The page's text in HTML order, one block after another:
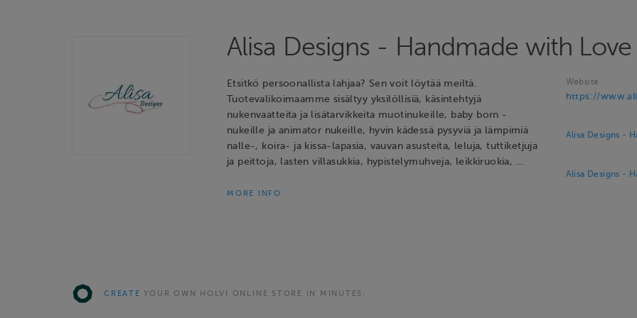
Alisa Designs - Handmade with Love
Etsitkö persoonallista lahjaa? Sen voit löytää meiltä.
Tuotevalikoimaamme sisältyy yksilöllisiä, käsintehtyjä
nukenvaatteita ja lisätarvikkeita muotinukeille, baby born -
nukeille ja animator nukeille, hyvin kädessä pysyviä ja lämpimiä
nalle-, koira- ja kissa-lapasia, vauvan asusteita, leluja, tuttiketjuja
ja peittoja, lasten villasukkia, hypistelymuhveja, leikkiruokia, …
MORE INFO
Website
https://
Alisa Designs -
Alisa Designs -
CREATE YOUR OWN HOLVI ONLINE STORE IN MINUTES.